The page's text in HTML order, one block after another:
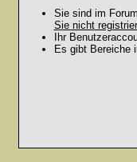
Sie sind im
Sie nicht
Ihr
Es gibt Bereiche